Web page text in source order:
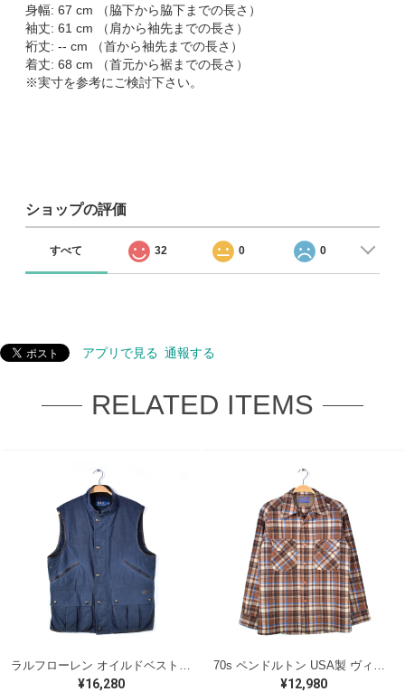
身幅: 67 cm （脇下から脇下までの長さ）
袖丈: 61 cm （肩から袖先までの長さ）
裄丈: -- cm （首から袖先までの長さ）
着丈: 68 cm （首元から裾までの長さ）
※実寸を参考にご検討下さい。
ショップの評価
すべて 32 0 0
アプリで見る 通報する
RELATED ITEMS
¥16,280 ¥12,980